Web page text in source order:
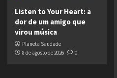
Listen to Your Heart: a
dor de um amigo que
virou música
Planeta Saudade
8 de agosto de 2026
0